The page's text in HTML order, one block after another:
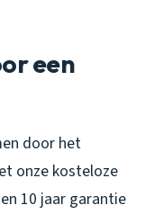
een
door het
onze kosteloze
10 jaar garantie